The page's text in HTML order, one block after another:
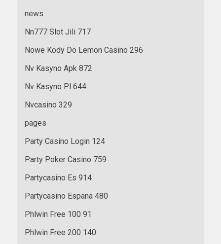
news
Nn777 Slot Jili 717
Nowe Kody Do Lemon Casino 296
Nv Kasyno Apk 872
Nv Kasyno Pl 644
Nvcasino 329
pages
Party Casino Login 124
Party Poker Casino 759
Partycasino Es 914
Partycasino Espana 480
Phlwin Free 100 91
Phlwin Free 200 140